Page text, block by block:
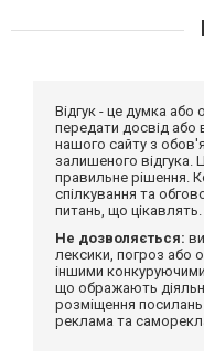
Відгук - це думка або
передати досвід
нашого сайту з
залишеного
правильне рішення.
спілкування та
питань, що цікавлять.
Не дозволяється:
лексики, погроз або
іншими конкуруючими
що ображають
розміщення посилань
реклама та